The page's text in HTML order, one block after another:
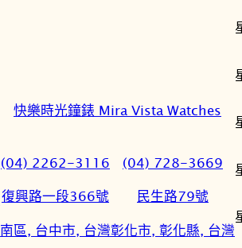
快樂時光鐘錶 Mira Vista Watches
(04) 2262-3116
復興路一段366號
南區, 台中市, 台灣
(04) 728-3669
民生路79號
彰化市, 彰化縣, 台灣